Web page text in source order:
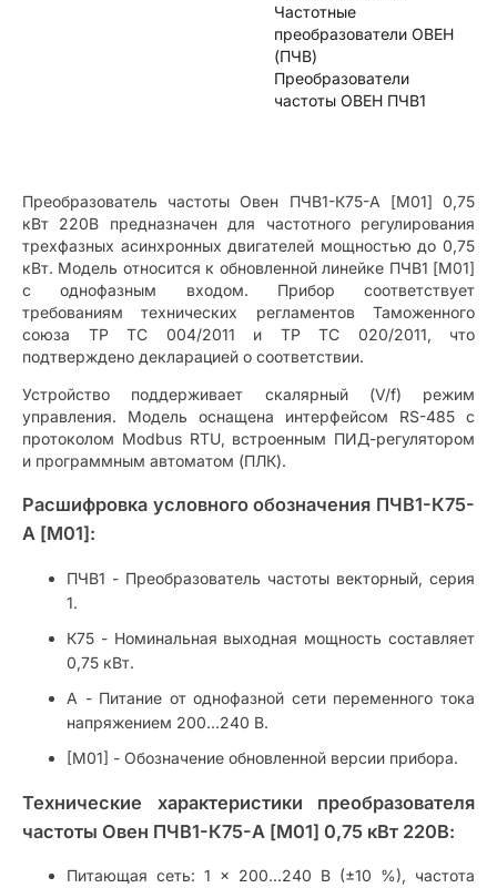
Частотные
преобразователи ОВЕН
(ПЧВ)
Преобразователи
частоты ОВЕН ПЧВ1
Преобразователь частоты Овен ПЧВ1-К75-А [M01] 0,75
кВт 220В предназначен для частотного регулирования
трехфазных асинхронных двигателей мощностью до 0,75
кВт. Модель относится к обновленной линейке ПЧВ1 [M01]
с однофазным входом. Прибор соответствует
требованиям технических регламентов Таможенного
союза ТР ТС 004/2011 и ТР ТС 020/2011, что
подтверждено декларацией о соответствии.
Устройство поддерживает скалярный (V/f) режим
управления. Модель оснащена интерфейсом RS-485 с
протоколом Modbus RTU, встроенным ПИД-регулятором
и программным автоматом (ПЛК).
Расшифровка условного обозначения ПЧВ1-К75-
А [M01]:
ПЧВ1 - Преобразователь частоты векторный, серия
1.
К75 - Номинальная выходная мощность составляет
0,75 кВт.
А - Питание от однофазной сети переменного тока
напряжением 200...240 В.
[M01] - Обозначение обновленной версии прибора.
Технические характеристики преобразователя
частоты Овен ПЧВ1-К75-А [M01] 0,75 кВт 220В:
Питающая сеть: 1 × 200...240 В (±10 %), частота